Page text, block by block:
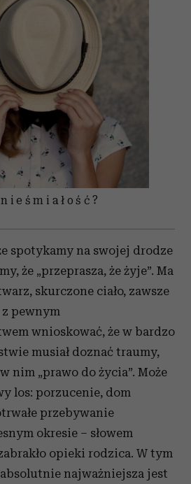
spotykamy na swojej drodze
że „przeprasza, że żyje”. Ma
skurczone ciało, zawsze
pewnym
wnioskować, że w bardzo
musiał doznać traumy,
nim „prawo do życia”. Może
los: porzucenie, dom
przebywanie
okresie – słowem
opieki rodzica. W tym
najważniejsza jest